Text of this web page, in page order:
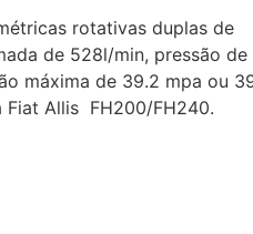
rotativas duplas de
de 528l/min, pressão de
máxima de 39.2 mpa ou
Fiat Allis FH200/FH240.